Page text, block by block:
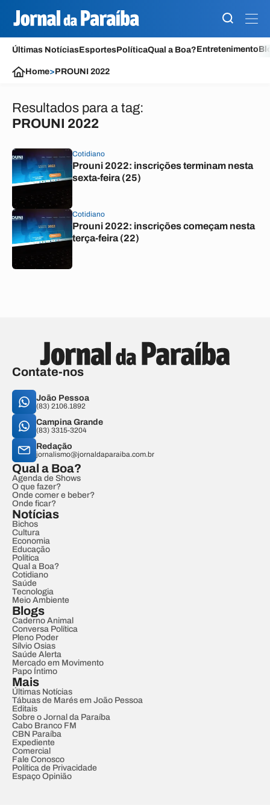
Últimas NotíciasEsportesPolíticaQual a Boa?Entretenimento
Home>PROUNI 2022
Resultados para a tag:
PROUNI 2022
Cotidiano
Prouni 2022: inscrições terminam nesta
sexta-feira (25)
Cotidiano
Prouni 2022: inscrições começam nesta
terça-feira (22)
Contate-nos
João Pessoa
(83) 2106.1892
Campina Grande
(83) 3315-3204
Redação
jornalismo@jornaldaparaiba.com.br
Qual a Boa?
Agenda de Shows
O que fazer?
Onde comer e beber?
Onde ficar?
Notícias
Bichos
Cultura
Economia
Educação
Política
Qual a Boa?
Cotidiano
Saúde
Tecnologia
Meio Ambiente
Blogs
Caderno Animal
Conversa Política
Pleno Poder
Sílvio Osias
Saúde Alerta
Mercado em Movimento
Papo Íntimo
Mais
Últimas Notícias
Tábuas de Marés em João Pessoa
Editais
Sobre o Jornal da Paraíba
Cabo Branco FM
CBN Paraíba
Expediente
Comercial
Fale Conosco
Política de Privacidade
Espaço Opinião